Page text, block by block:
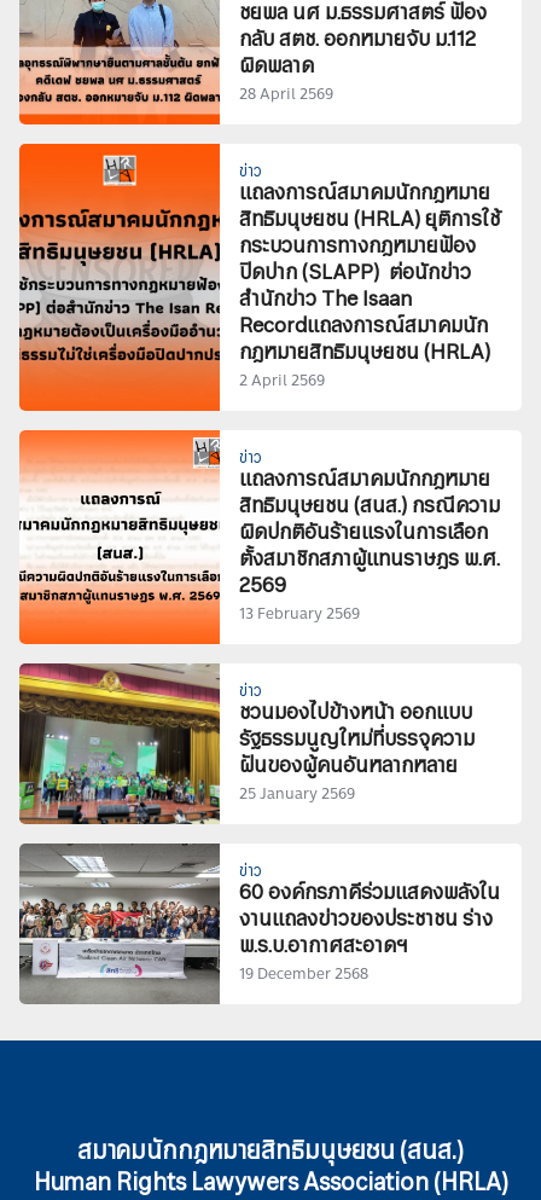
ชยพล นศ ม.ธรรมศาสตร์ ฟ้อง
กลับ สตช. ออกหมายจับ ม.112
ผิดพลาด
28 April 2569
ข่าว
แถลงการณ์สมาคมนักกฎหมาย
สิทธิมนุษยชน (HRLA) ยุติการใช้
กระบวนการทางกฎหมายฟ้อง
ปิดปาก (SLAPP) ต่อนักข่าว
สำนักข่าว The Isaan
Recordแถลงการณ์สมาคมนัก
กฎหมายสิทธิมนุษยชน (HRLA)
2 April 2569
ข่าว
แถลงการณ์สมาคมนักกฎหมาย
สิทธิมนุษยชน (สนส.) กรณีความ
ผิดปกติอันร้ายแรงในการเลือก
ตั้งสมาชิกสภาผู้แทนราษฎร พ.ศ.
2569
13 February 2569
ข่าว
ชวนมองไปข้างหน้า ออกแบบ
รัฐธรรมนูญใหม่ที่บรรจุความ
ฝันของผู้คนอันหลากหลาย
25 January 2569
ข่าว
60 องค์กรภาคีร่วมแสดงพลังใน
งานแถลงข่าวของประชาชน ร่าง
พ.ร.บ.อากาศสะอาดฯ
19 December 2568
สมาคมนักกฎหมายสิทธิมนุษยชน (สนส.)
Human Rights Lawywers Association (HRLA)